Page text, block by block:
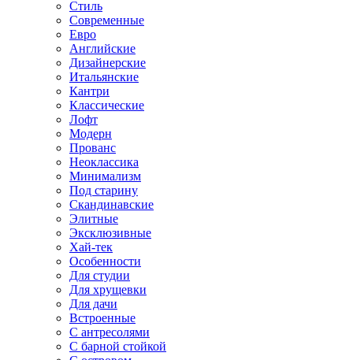
Стиль
Современные
Евро
Английские
Дизайнерские
Итальянские
Кантри
Классические
Лофт
Модерн
Прованс
Неоклассика
Минимализм
Под старину
Скандинавские
Элитные
Эксклюзивные
Хай-тек
Особенности
Для студии
Для хрущевки
Для дачи
Встроенные
С антресолями
С барной стойкой